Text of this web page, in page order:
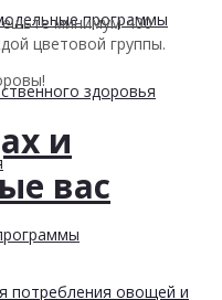
программы
здоровья
минимум 400
цветовой группы.
и
вас
потребления овощей и